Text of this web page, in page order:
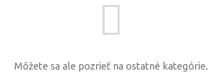
Môžete sa ale pozrieť na ostatné kategórie.